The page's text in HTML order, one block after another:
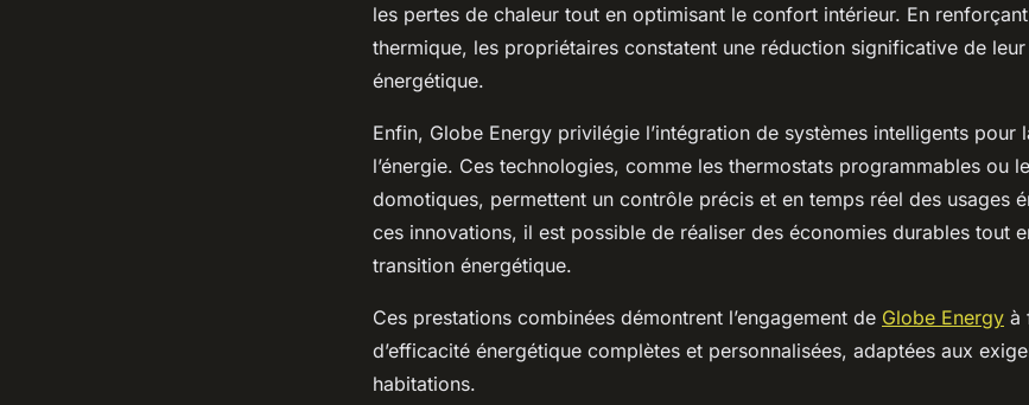
les pertes de chaleur tout en optimisant le confort intérieur. En renforçant
thermique, les propriétaires constatent une réduction significative de
énergétique.
Enfin, Globe Energy privilégie l’intégration de systèmes intelligents pour
l’énergie. Ces technologies, comme les thermostats programmables ou
domotiques, permettent un contrôle précis et en temps réel des usages
ces innovations, il est possible de réaliser des économies durables tout
transition énergétique.
Ces prestations combinées démontrent l’engagement de Globe Energy à
d’efficacité énergétique complètes et personnalisées, adaptées aux
habitations.